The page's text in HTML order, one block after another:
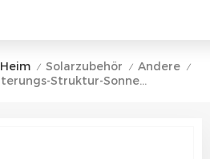
Heim / Solarzubehör / Andere /
Balkon-Solarhalterungs-Struktur-Sonnenkollektor-Gestellsysteme Für Hauptwohnungs-Solarhaken-Balkon